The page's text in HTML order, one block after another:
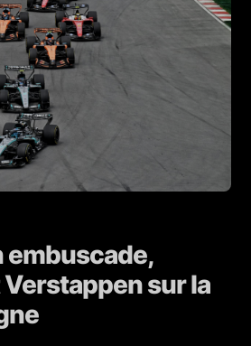
embuscade,
sur la